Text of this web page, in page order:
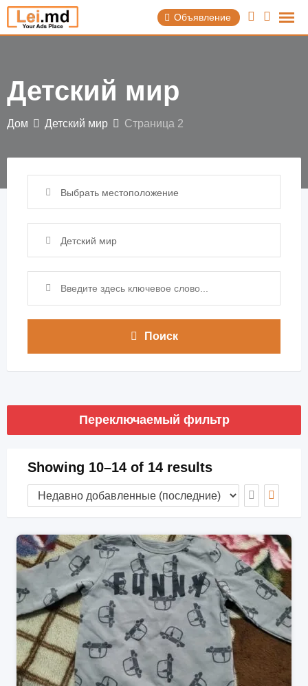
Перейти
Объявление
Детский мир
Дом Детский мир Страница 2
Выбрать местоположение
Детский мир
Поиск
Переключаемый фильтр
Showing 10–14 of 14 results